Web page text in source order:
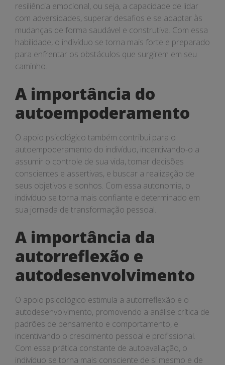
resiliência emocional, ou seja, a capacidade de lidar
com adversidades, superar desafios e se adaptar às
mudanças de forma saudável e construtiva. Com essa
habilidade, o indivíduo se torna mais forte e preparado
para enfrentar os obstáculos que surgirem em seu
caminho.
A importância do
autoempoderamento
O apoio psicológico também contribui para o
autoempoderamento do indivíduo, incentivando-o a
assumir o controle de sua vida, tomar decisões
conscientes e assertivas, e buscar a realização de
seus objetivos e sonhos. Com essa autonomia, o
indivíduo se torna mais confiante e determinado em
sua jornada de transformação pessoal.
A importância da
autorreflexão e
autodesenvolvimento
O apoio psicológico estimula a autorreflexão e o
autodesenvolvimento, promovendo a análise crítica de
padrões de pensamento e comportamento, e
incentivando o crescimento pessoal e profissional.
Com essa prática constante de autoavaliação, o
indivíduo se torna mais consciente de si mesmo e de